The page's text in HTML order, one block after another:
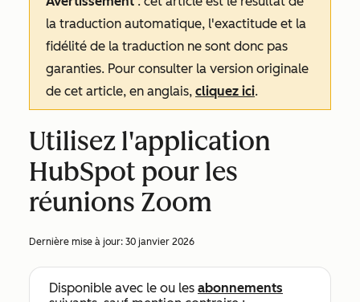
la traduction automatique, l'exactitude et la
fidélité de la traduction ne sont donc pas
garanties. Pour consulter la version originale
de cet article, en anglais, cliquez ici.
Utilisez l'application
HubSpot pour les
réunions Zoom
Dernière mise à jour: 30 janvier 2026
Disponible avec le ou les abonnements